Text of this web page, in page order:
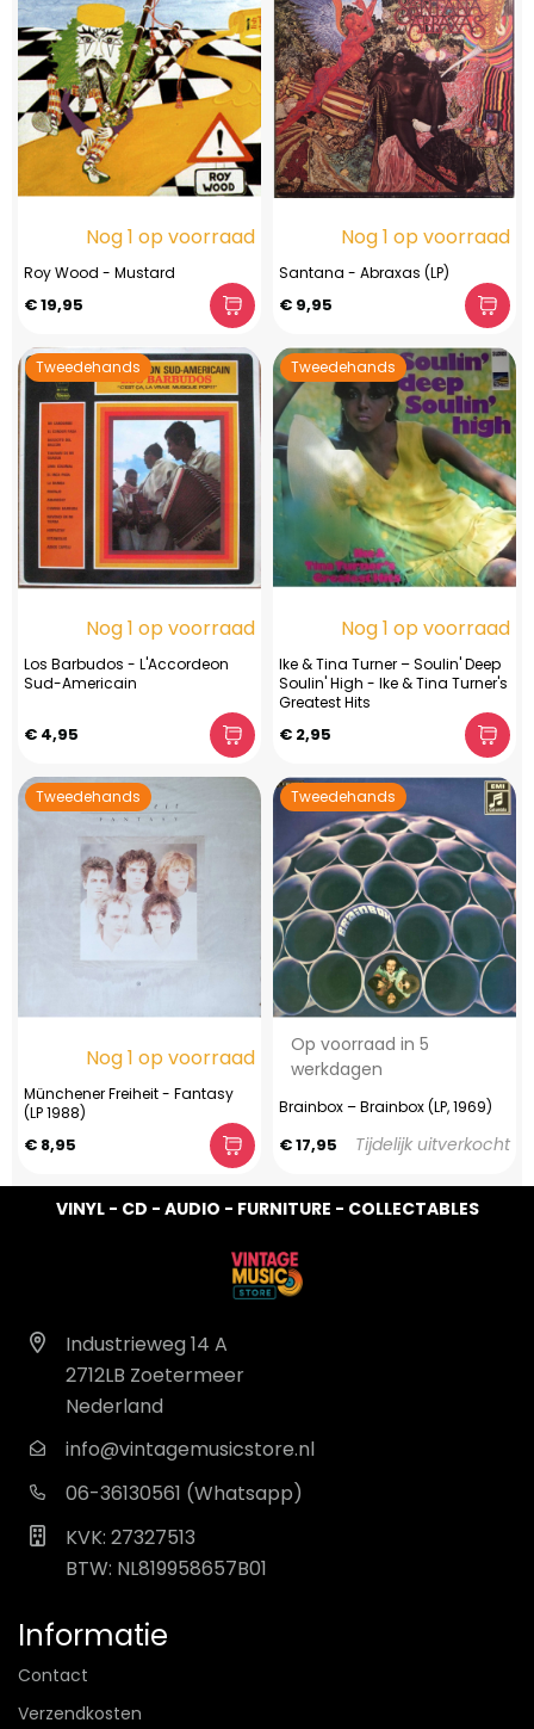
Nog 1 op voorraad
Roy Wood - Mustard
€ 19,95
Nog 1 op voorraad
Santana - Abraxas (LP)
€ 9,95
Tweedehands
Nog 1 op voorraad
Los Barbudos - L'Accordeon
Sud-Americain
€ 4,95
Tweedehands
Nog 1 op voorraad
Ike & Tina Turner – Soulin' Deep
Soulin' High - Ike & Tina Turner's
Greatest Hits
€ 2,95
Tweedehands
Nog 1 op voorraad
Münchener Freiheit - Fantasy
(LP 1988)
€ 8,95
Tweedehands
Op voorraad in 5
werkdagen
Brainbox – Brainbox (LP, 1969)
€ 17,95 Tijdelijk uitverkocht
VINYL - CD - AUDIO - FURNITURE - COLLECTABLES
Industrieweg 14 A
2712LB Zoetermeer
Nederland
info@vintagemusicstore.nl
06-36130561 (Whatsapp)
KVK: 27327513
BTW: NL819958657B01
Informatie
Contact
Verzendkosten